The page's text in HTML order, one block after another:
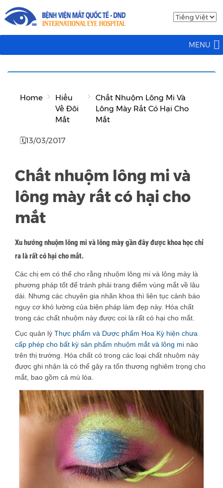
MENU
Home
Hiểu
Về Đôi
Mắt
Chất Nhuộm Lông Mi Và
Lông Mày Rất Có Hại Cho
Mắt
🗓13/03/2017
Chất nhuộm lông mi và
lông mày rất có hại cho
mắt
Xu hướng nhuộm lông mi và lông mày gần đây được khoa học chỉ
ra là rất có hại cho mắt.
Các chị em có thể cho rằng nhuộm lông mi và lông mày là
phương pháp tốt để tránh phải trang điểm vùng mắt về lâu
dài. Nhưng các chuyên gia nhãn khoa thì liên tục cảnh báo
nguy cơ khó lường của biện pháp làm đẹp này. Hóa chất
trong các chất nhuộm này được coi là rất có hại cho mắt.
Cục quản lý Thực phẩm và Dược phẩm Hoa Kỳ hiện chưa
cấp phép cho bất kỳ sản phẩm nhuộm mắt và lông mi nào
trên thị trường. Hóa chất có trong các loại chất nhuộm này
được ghi nhận là có thể gây ra tổn thương nghiêm trọng cho
mắt, bao gồm cả mù lòa.